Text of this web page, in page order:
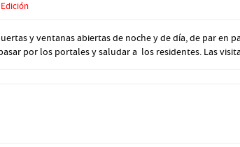
y ventanas abiertas de noche y de día, de par en
por los portales y saludar a los residentes. Las